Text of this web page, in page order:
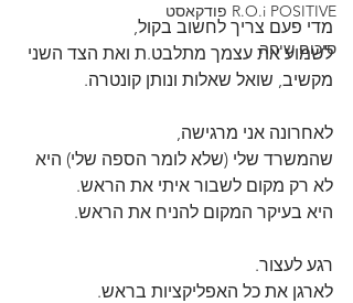
R.O.i POSITIVE פודקאסט
סיכום שיחה
מדי פעם צריך לחשוב בקול,
לשמוע את עצמך מתלבט.ת ואת הצד השני
מקשיב, שואל שאלות ונותן קונטרה.
לאחרונה אני מרגישה,
שהמשרד שלי (שלא לומר הספה שלי) היא
לא רק מקום לשבור איתי את הראש.
היא בעיקר המקום להניח את הראש.
רגע לעצור.
לארגן את כל האפליקציות בראש.